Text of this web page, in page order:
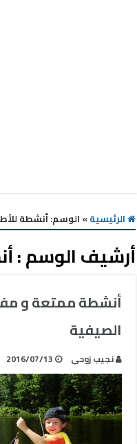
الرئيسية» الوسم:أنشطة
أرشيف الوسم :
أنشطة ممتعة و
الصيفية
نجيب زوحى 2016/07/13